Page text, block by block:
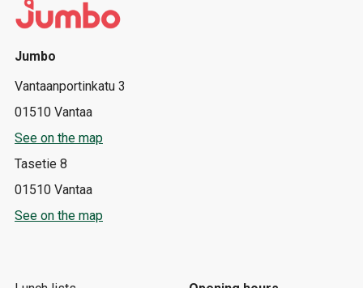
Jumbo
Vantaanportinkatu 3
01510 Vantaa
See on the map
Tasetie 8
01510 Vantaa
See on the map